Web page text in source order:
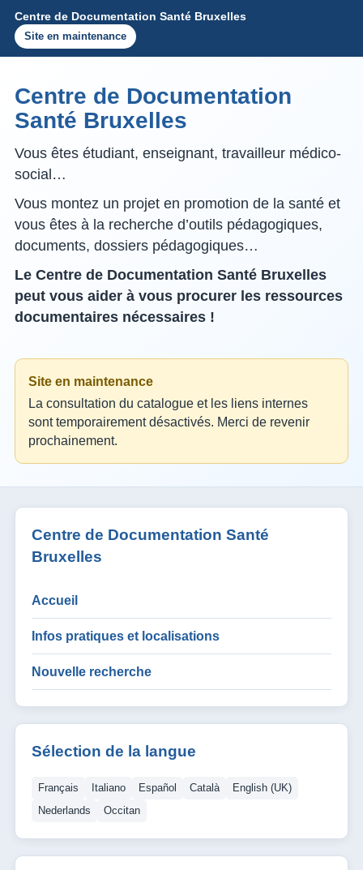
Centre de Documentation Santé Bruxelles
Site en maintenance
Centre de Documentation
Santé Bruxelles
Vous êtes étudiant, enseignant, travailleur médico-
social…
Vous montez un projet en promotion de la santé et
vous êtes à la recherche d’outils pédagogiques,
documents, dossiers pédagogiques…
Le Centre de Documentation Santé Bruxelles
peut vous aider à vous procurer les ressources
documentaires nécessaires !
Site en maintenance
La consultation du catalogue et les liens internes
sont temporairement désactivés. Merci de revenir
prochainement.
Centre de Documentation Santé
Bruxelles
Accueil
Infos pratiques et localisations
Nouvelle recherche
Sélection de la langue
Français Italiano Español Català
English (UK)
Nederlands
Occitan